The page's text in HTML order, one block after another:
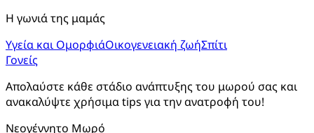
Η γωνιά της μαμάς
Υγεία και ΟμορφιάΟικογενειακή ζωήΣπίτι
Γονείς
Απολαύστε κάθε στάδιο ανάπτυξης του μωρού σας και
ανακαλύψτε χρήσιμα tips για την ανατροφή του!
Νεογέννητο Μωρό